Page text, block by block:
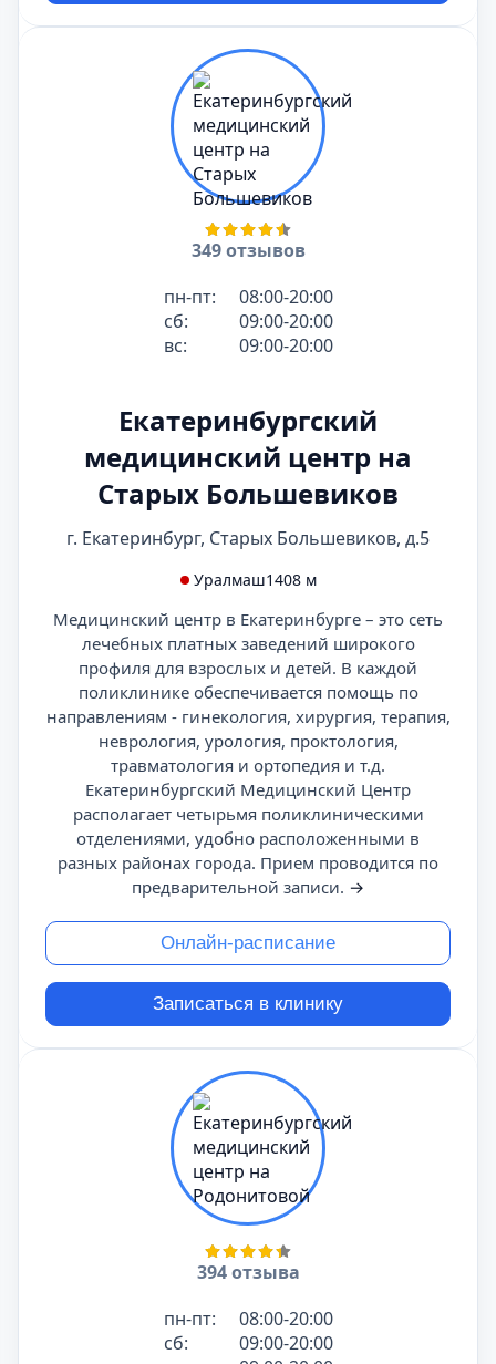
349 отзывов
пн-пт:
08:00-20:00
сб:
09:00-20:00
вс:
09:00-20:00
Екатеринбургский
медицинский центр на
Старых Большевиков
г. Екатеринбург, Старых Большевиков, д.5
Уралмаш1408 м
Медицинский центр в Екатеринбурге – это сеть
лечебных платных заведений широкого
профиля для взрослых и детей. В каждой
поликлинике обеспечивается помощь по
направлениям - гинекология, хирургия, терапия,
неврология, урология, проктология,
травматология и ортопедия и т.д.
Екатеринбургский Медицинский Центр
располагает четырьмя поликлиническими
отделениями, удобно расположенными в
разных районах города. Прием проводится по
предварительной записи. →
Онлайн-расписание
Записаться в клинику
394 отзыва
пн-пт:
08:00-20:00
сб:
09:00-20:00